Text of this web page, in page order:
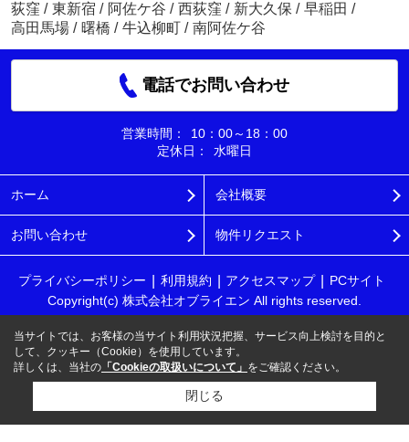
荻窪 / 東新宿 / 阿佐ケ谷 / 西荻窪 / 新大久保 / 早稲田 /
高田馬場 / 曙橋 / 牛込柳町 / 南阿佐ケ谷
電話でお問い合わせ
営業時間：
10：00～18：00
定休日：
水曜日
ホーム 会社概要
お問い合わせ 物件リクエスト
プライバシーポリシー 利用規約 アクセスマップ
PCサイト
Copyright(c) 株式会社オブライエン All rights reserved.
当サイトでは、お客様の当サイト利用状況把握、サービス向上検討を目的と
して、クッキー（Cookie）を使用しています。
詳しくは、当社の 「Cookieの取扱いについて」 をご確認ください。
閉じる